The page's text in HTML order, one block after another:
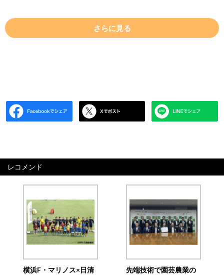
さらに見る
レコメンド
横浜F・マリノス×日清
先端技術で園芸農業の